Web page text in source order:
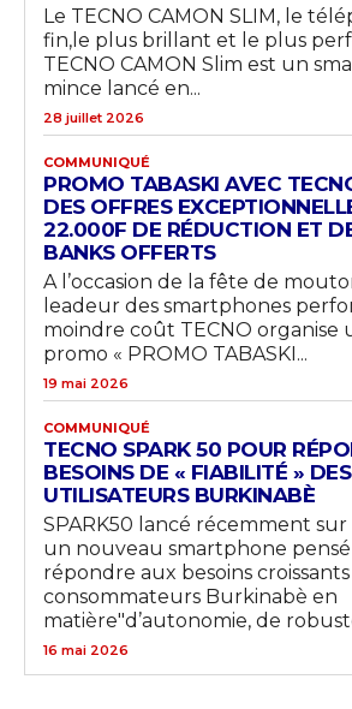
Le TECNO CAMON SLIM, le
fin,le plus brillant et le plus
TECNO CAMON Slim est un
mince lancé en...
28 juillet 2026
COMMUNIQUÉ
PROMO TABASKI AVEC
DES OFFRES
22.000F DE RÉDUCTION ET
BANKS OFFERTS
A l’occasion de la fête de
leadeur des smartphones
moindre coût TECNO organise
promo « PROMO TABASKI...
19 mai 2026
COMMUNIQUÉ
TECNO SPARK 50 POUR
BESOINS DE « FIABILITÉ » DES
UTILISATEURS BURKINABÈ
SPARK50 lancé récemment
un nouveau smartphone
répondre aux besoins
consommateurs Burkinabè en
matière"d’autonomie, de
16 mai 2026